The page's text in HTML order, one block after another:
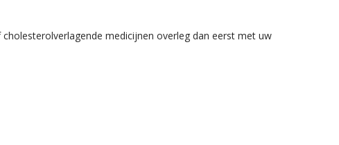
medicijnen overleg dan eerst met uw